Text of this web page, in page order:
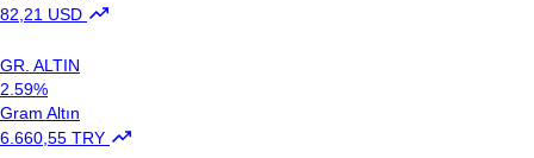
82,21 USD
GR. ALTIN
2.59%
Gram Altın
6.660,55 TRY